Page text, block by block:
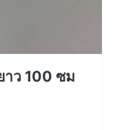
าว 100 ซม